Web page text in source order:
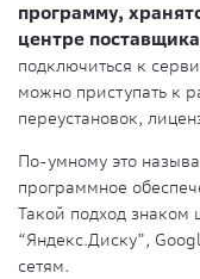
программу,
центре поставщика
подключиться к
можно приступать к
переустановок,
По-умному это
программное
Такой подход знаком
“Яндекс.Диску”,
сетям.